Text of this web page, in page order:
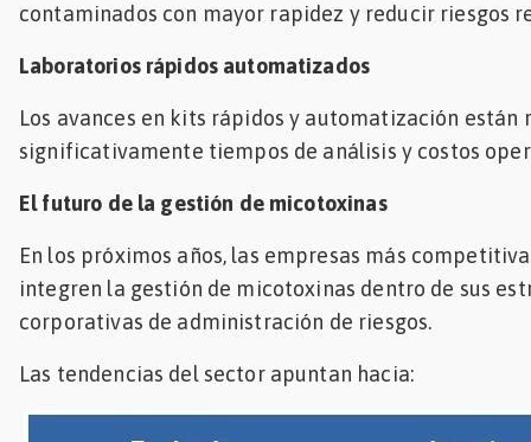
contaminados con mayor rapidez y reducir riesgos
Laboratorios rápidos automatizados
Los avances en kits rápidos y automatización están
significativamente tiempos de análisis y costos
El futuro de la gestión de micotoxinas
En los próximos años, las empresas más
integren la gestión de micotoxinas dentro de sus
corporativas de administración de riesgos.
Las tendencias del sector apuntan hacia: